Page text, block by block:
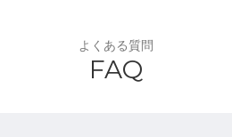
よくある質問
FAQ